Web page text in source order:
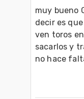
muy bueno
decir es
ven toros
sacarlos y
no hace